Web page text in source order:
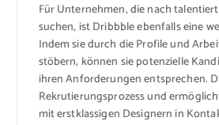
Für Unternehmen, die nach
suchen, ist Dribbble ebenfalls eine
Indem sie durch die Profile und
stöbern, können sie potenzielle
ihren Anforderungen entsprechen.
Rekrutierungsprozess und
mit erstklassigen Designern in